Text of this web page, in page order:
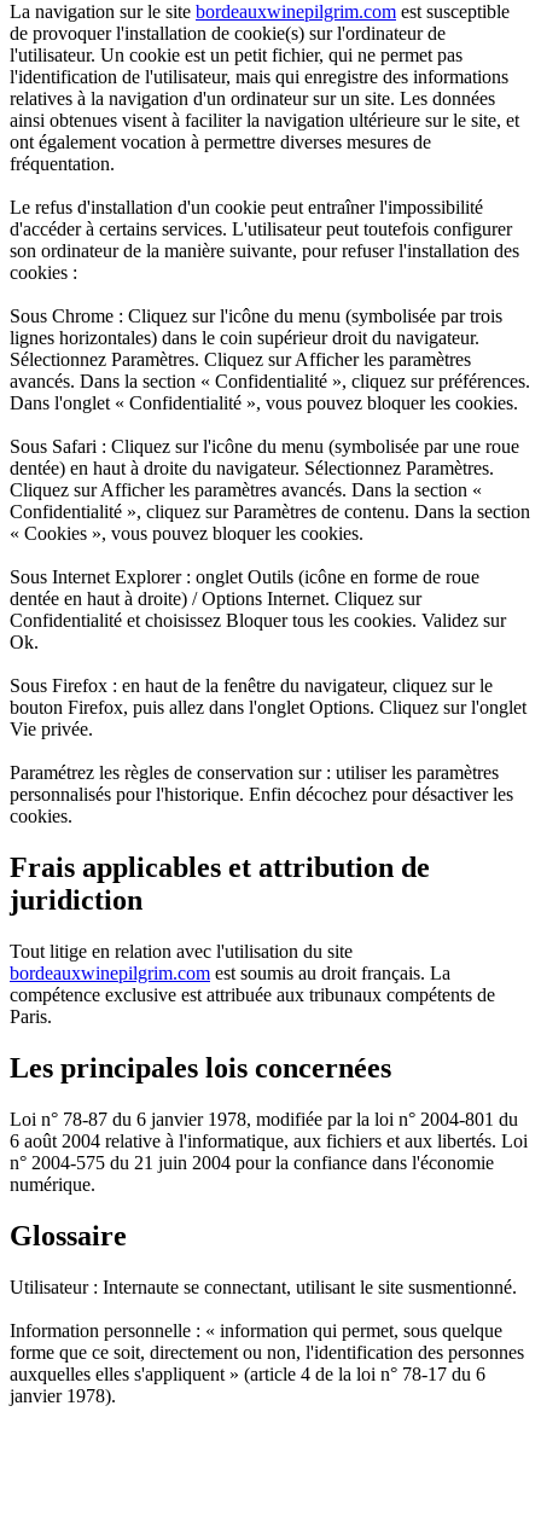
La navigation sur le site bordeauxwinepilgrim.com est susceptible
de provoquer l'installation de cookie(s) sur l'ordinateur de
l'utilisateur. Un cookie est un petit fichier, qui ne permet pas
l'identification de l'utilisateur, mais qui enregistre des informations
relatives à la navigation d'un ordinateur sur un site. Les données
ainsi obtenues visent à faciliter la navigation ultérieure sur le site, et
ont également vocation à permettre diverses mesures de
fréquentation.
Le refus d'installation d'un cookie peut entraîner l'impossibilité
d'accéder à certains services. L'utilisateur peut toutefois configurer
son ordinateur de la manière suivante, pour refuser l'installation des
cookies :
Sous Chrome : Cliquez sur l'icône du menu (symbolisée par trois
lignes horizontales) dans le coin supérieur droit du navigateur.
Sélectionnez Paramètres. Cliquez sur Afficher les paramètres
avancés. Dans la section « Confidentialité », cliquez sur préférences.
Dans l'onglet « Confidentialité », vous pouvez bloquer les cookies.
Sous Safari : Cliquez sur l'icône du menu (symbolisée par une roue
dentée) en haut à droite du navigateur. Sélectionnez Paramètres.
Cliquez sur Afficher les paramètres avancés. Dans la section «
Confidentialité », cliquez sur Paramètres de contenu. Dans la section
« Cookies », vous pouvez bloquer les cookies.
Sous Internet Explorer : onglet Outils (icône en forme de roue
dentée en haut à droite) / Options Internet. Cliquez sur
Confidentialité et choisissez Bloquer tous les cookies. Validez sur
Ok.
Sous Firefox : en haut de la fenêtre du navigateur, cliquez sur le
bouton Firefox, puis allez dans l'onglet Options. Cliquez sur l'onglet
Vie privée.
Paramétrez les règles de conservation sur : utiliser les paramètres
personnalisés pour l'historique. Enfin décochez pour désactiver les
cookies.
Frais applicables et attribution de
juridiction
Tout litige en relation avec l'utilisation du site
bordeauxwinepilgrim.com est soumis au droit français. La
compétence exclusive est attribuée aux tribunaux compétents de
Paris.
Les principales lois concernées
Loi n° 78-87 du 6 janvier 1978, modifiée par la loi n° 2004-801 du
6 août 2004 relative à l'informatique, aux fichiers et aux libertés. Loi
n° 2004-575 du 21 juin 2004 pour la confiance dans l'économie
numérique.
Glossaire
Utilisateur : Internaute se connectant, utilisant le site susmentionné.
Information personnelle : « information qui permet, sous quelque
forme que ce soit, directement ou non, l'identification des personnes
auxquelles elles s'appliquent » (article 4 de la loi n° 78-17 du 6
janvier 1978).